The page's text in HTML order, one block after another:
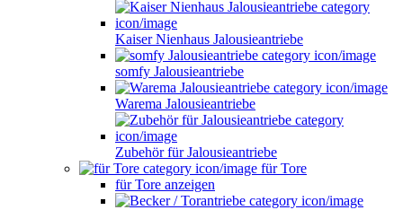
Kaiser Nienhaus Jalousieantriebe
somfy Jalousieantriebe
Warema Jalousieantriebe
Zubehör für Jalousieantriebe
für Tore
für Tore anzeigen